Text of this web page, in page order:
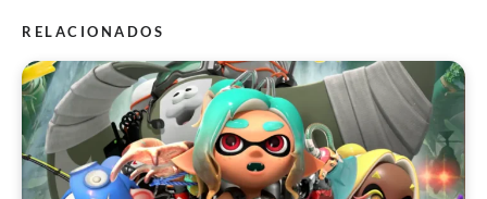
RELACIONADOS